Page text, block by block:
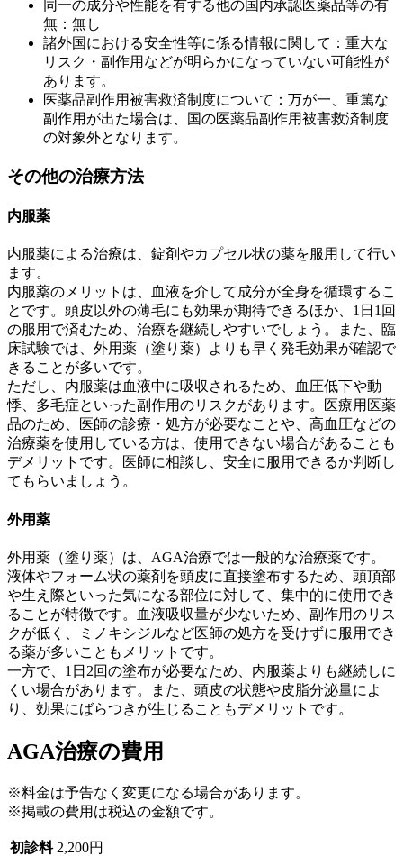
同一の成分や性能を有する他の国内承認医薬品等の有
無：無し
諸外国における安全性等に係る情報に関して：重大な
リスク・副作用などが明らかになっていない可能性が
あります。
医薬品副作用被害救済制度について：万が一、重篤な
副作用が出た場合は、国の医薬品副作用被害救済制度
の対象外となります。
その他の治療方法
内服薬
内服薬による治療は、錠剤やカプセル状の薬を服用して行い
ます。
内服薬のメリットは、血液を介して成分が全身を循環するこ
とです。頭皮以外の薄毛にも効果が期待できるほか、1日1回
の服用で済むため、治療を継続しやすいでしょう。また、臨
床試験では、外用薬（塗り薬）よりも早く発毛効果が確認で
きることが多いです。
ただし、内服薬は血液中に吸収されるため、血圧低下や動
悸、多毛症といった副作用のリスクがあります。医療用医薬
品のため、医師の診療・処方が必要なことや、高血圧などの
治療薬を使用している方は、使用できない場合があることも
デメリットです。医師に相談し、安全に服用できるか判断し
てもらいましょう。
外用薬
外用薬（塗り薬）は、AGA治療では一般的な治療薬です。
液体やフォーム状の薬剤を頭皮に直接塗布するため、頭頂部
や生え際といった気になる部位に対して、集中的に使用でき
ることが特徴です。血液吸収量が少ないため、副作用のリス
クが低く、ミノキシジルなど医師の処方を受けずに服用でき
る薬が多いこともメリットです。
一方で、1日2回の塗布が必要なため、内服薬よりも継続しに
くい場合があります。また、頭皮の状態や皮脂分泌量によ
り、効果にばらつきが生じることもデメリットです。
AGA治療の費用
※料金は予告なく変更になる場合があります。
※掲載の費用は税込の金額です。
初診料 2,200円